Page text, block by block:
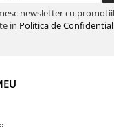
newsletter cu
in Politica de